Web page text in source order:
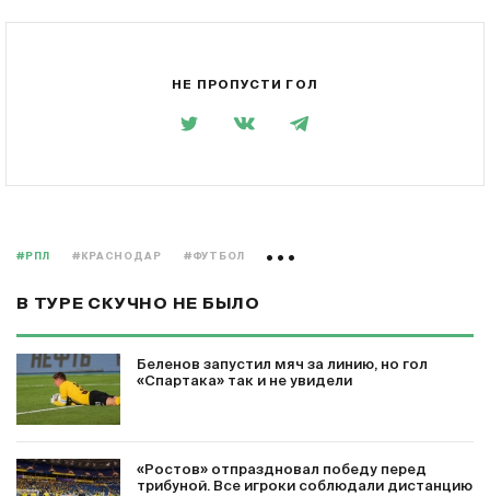
НЕ ПРОПУСТИ ГОЛ
#РПЛ #КРАСНОДАР #ФУТБОЛ
В ТУРЕ СКУЧНО НЕ БЫЛО
Беленов запустил мяч за линию, но гол
«Спартака» так и не увидели
«Ростов» отпраздновал победу перед
трибуной. Все игроки соблюдали дистанцию